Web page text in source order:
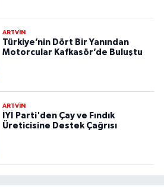
ARTVİN
Türkiye’nin Dört Bir Yanından
Motorcular Kafkasör’de Buluştu
ARTVİN
İYİ Parti'den Çay ve Fındık
Üreticisine Destek Çağrısı